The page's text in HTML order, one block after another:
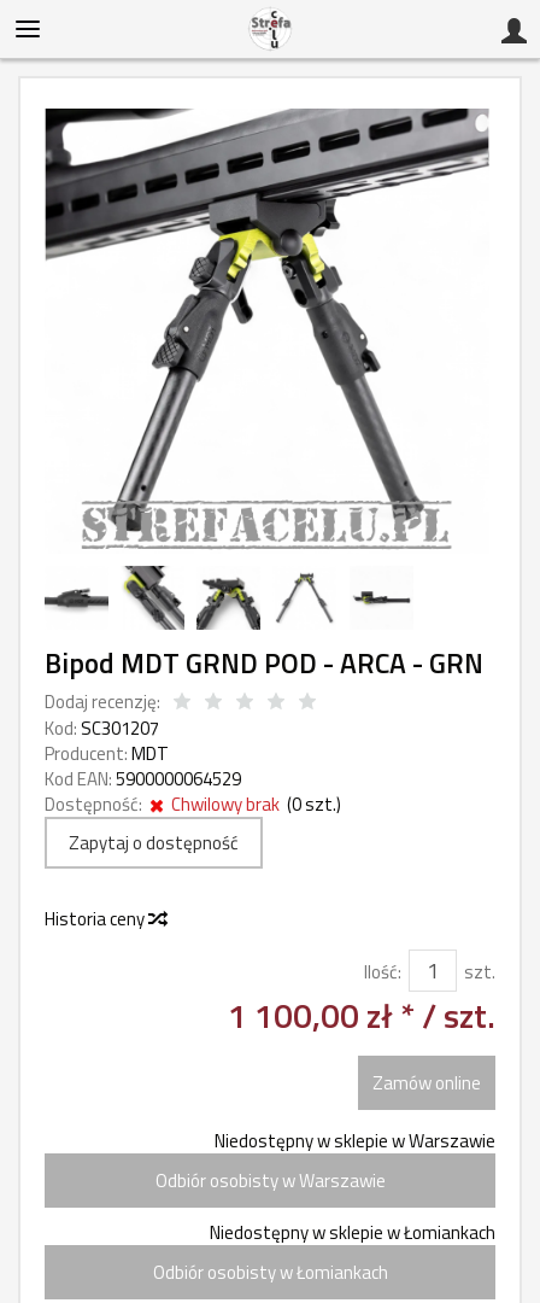
Bipod MDT GRND POD - ARCA - GRN
Dodaj recenzję:
Kod:SC301207
Producent:MDT
Kod EAN:5900000064529
Dostępność:
Chwilowy brak (0szt.)
Zapytaj o dostępność
Historia ceny
Ilość:
szt.
1 100,00 zł */ szt.
Zamów online
Niedostępny w sklepie w Warszawie
Odbiór osobisty w Warszawie
Niedostępny w sklepie w Łomiankach
Odbiór osobisty w Łomiankach